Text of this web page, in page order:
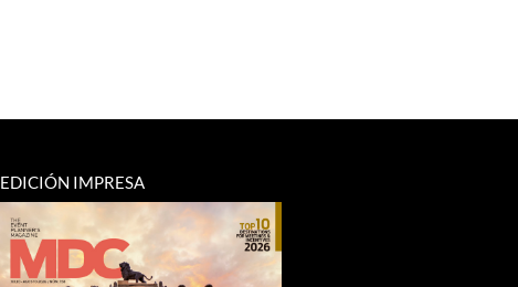
EDICIÓN IMPRESA